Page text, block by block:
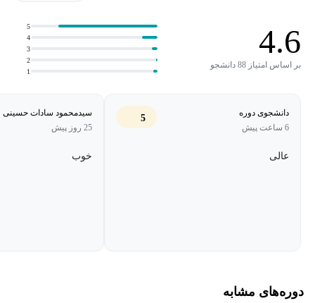
4.6
بر اساس امتیاز 88 دانشجو
1
2
3
4
5
دانشجوی دوره
6 ساعت پیش
5
عالی
سیدمحمود سادات حسینی
25 روز پیش
خوب
دوره‌های مشابه